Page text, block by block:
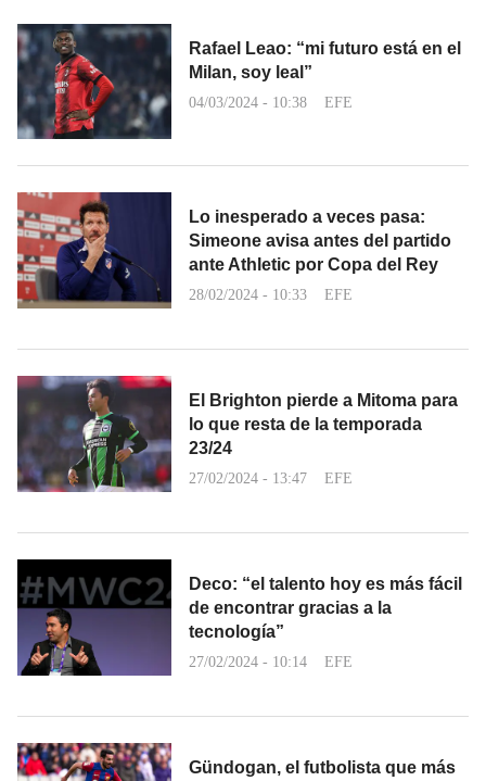
Rafael Leao: “mi futuro está en el
Milan, soy leal”
04/03/2024 - 10:38 EFE
Lo inesperado a veces pasa:
Simeone avisa antes del partido
ante Athletic por Copa del Rey
28/02/2024 - 10:33 EFE
El Brighton pierde a Mitoma para
lo que resta de la temporada
23/24
27/02/2024 - 13:47 EFE
Deco: “el talento hoy es más fácil
de encontrar gracias a la
tecnología”
27/02/2024 - 10:14 EFE
Gündogan, el futbolista que más